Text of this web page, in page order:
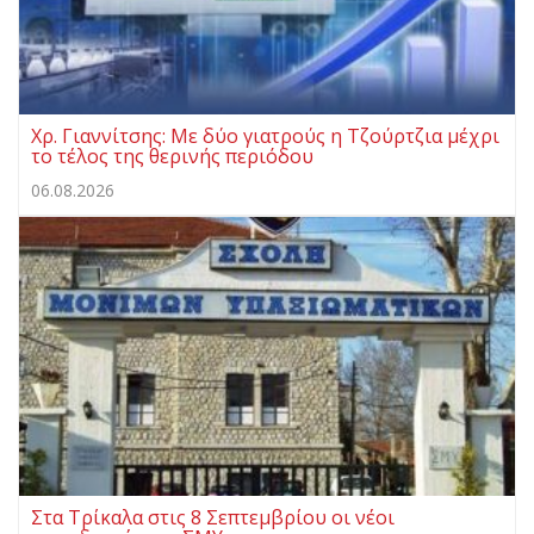
Χρ. Γιαννίτσης: Με δύο γιατρούς η Τζούρτζια μέχρι
το τέλος της θερινής περιόδου
06.08.2026
Στα Τρίκαλα στις 8 Σεπτεμβρίου οι νέοι